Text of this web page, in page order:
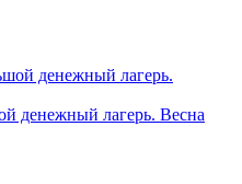
денежный лагерь. Весна